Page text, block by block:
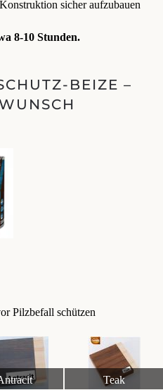
sicher aufzubauen
8-10 Stunden.
BEIZE –
Pilzbefall schützen
Teak